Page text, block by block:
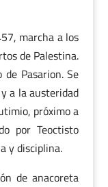
marcha a los
de Palestina.
Pasarion. Se
a la austeridad
próximo a
por Teoctisto
y disciplina.
de anacoreta